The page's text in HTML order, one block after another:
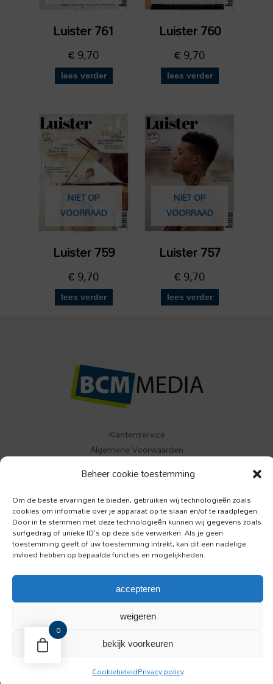
Beheer cookie toestemming
Om de beste ervaringen te bieden, gebruiken wij technologieën zoals
cookies om informatie over je apparaat op te slaan en/of te raadplegen.
Door in te stemmen met deze technologieën kunnen wij gegevens zoals
surfgedrag of unieke ID's op deze site verwerken. Als je geen
toestemming geeft of uw toestemming intrekt, kan dit een nadelige
invloed hebben op bepaalde functies en mogelijkheden.
accepteren
weigeren
bekijk voorkeuren
CookiebeleidPrivacy policy
Luister 761
€9,70
lees verder
Luister 760
€9,70
lees verder
NIET OP
VOORRAAD
Luister 759
€9,70
lees verder
NIET OP
VOORRAAD
Luister 757
€9,70
lees verder
Klantenservice
Algemene Voorwaarden
Buitenleven
Specials
Jazzism
Luister
Toeractief
Onze Hond
0